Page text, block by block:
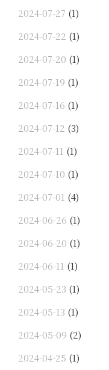
2024-07-27 (1)
2024-07-22 (1)
2024-07-20 (1)
2024-07-19 (1)
2024-07-16 (1)
2024-07-12 (3)
2024-07-11 (1)
2024-07-10 (1)
2024-07-01 (4)
2024-06-26 (1)
2024-06-20 (1)
2024-06-11 (1)
2024-05-23 (1)
2024-05-13 (1)
2024-05-09 (2)
2024-04-25 (1)